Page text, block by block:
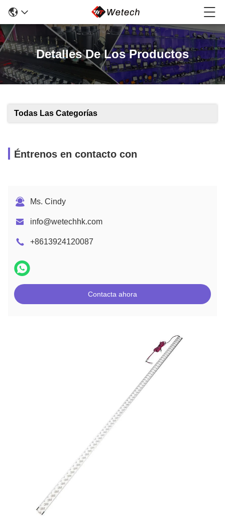
Detalles De Los Productos
Todas Las Categorías
Éntrenos en contacto con
Ms. Cindy
info@wetechhk.com
+8613924120087
Contacta ahora